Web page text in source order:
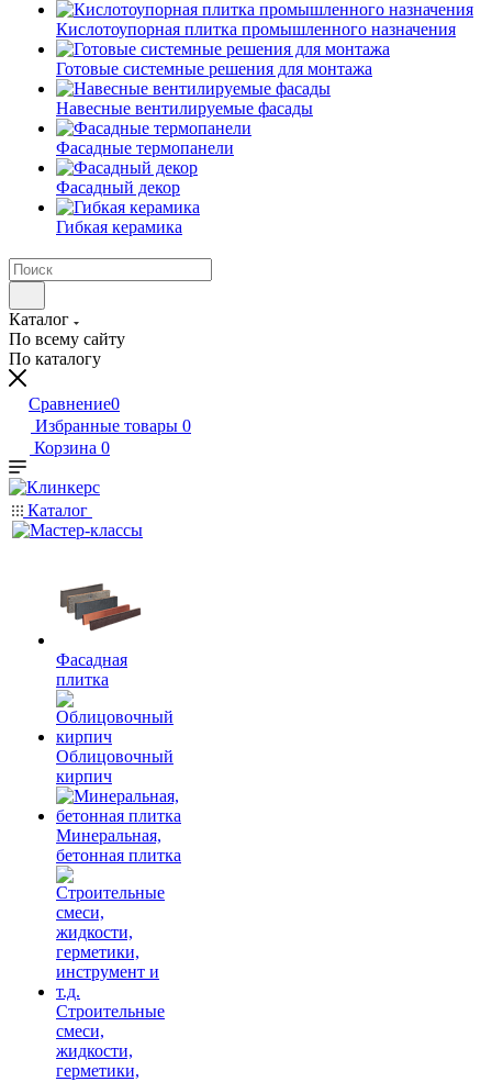
Кислотоупорная плитка промышленного назначения
Готовые системные решения для монтажа
Навесные вентилируемые фасады
Фасадные термопанели
Фасадный декор
Гибкая керамика
Каталог
По всему сайту
По каталогу
Сравнение0
Избранные товары 0
Корзина 0
Каталог
Фасадная
плитка
Облицовочный
кирпич
Минеральная,
бетонная плитка
Строительные
смеси,
жидкости,
герметики,